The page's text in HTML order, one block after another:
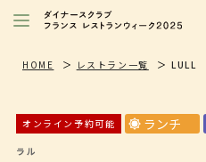
レストランを探す
特別イベント/キャンペーン
HOME レストラン一覧 LULL
ラル
オンライン予約可能 ランチ